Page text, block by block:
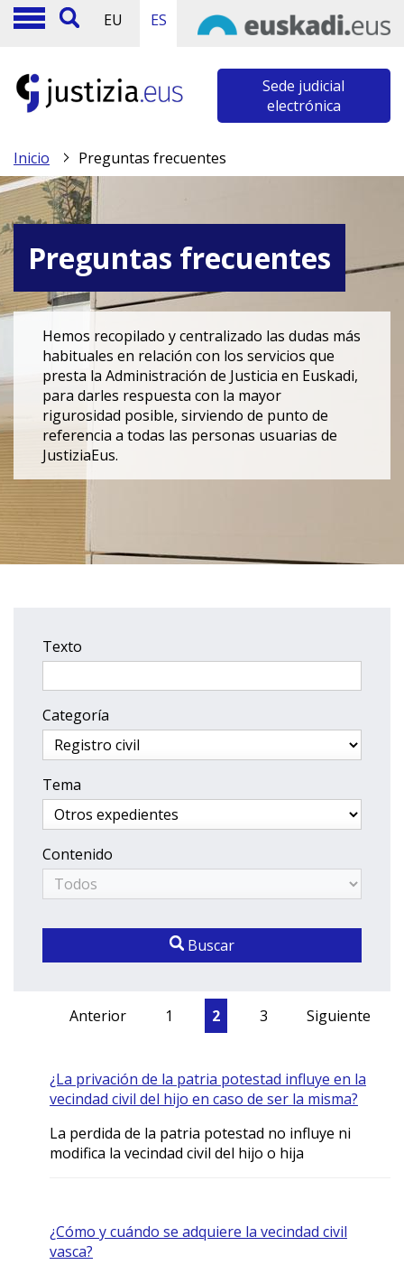
EU ES
Sede judicial
electrónica
Inicio Preguntas frecuentes
Preguntas frecuentes
Hemos recopilado y centralizado las dudas más
habituales en relación con los servicios que
presta la Administración de Justicia en Euskadi,
para darles respuesta con la mayor
rigurosidad posible, sirviendo de punto de
referencia a todas las personas usuarias de
JustiziaEus.
Texto
Categoría
Tema
Contenido
Buscar
Anterior 1 2 3 Siguiente
¿La privación de la patria potestad influye en la
vecindad civil del hijo en caso de ser la misma?
La perdida de la patria potestad no influye ni
modifica la vecindad civil del hijo o hija
¿Cómo y cuándo se adquiere la vecindad civil
vasca?